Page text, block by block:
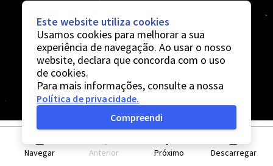
Navegar Anterior Próximo Descarregar
Este website utiliza cookies
Usamos cookies para melhorar a sua
experiência de navegação. Ao usar o nosso
website, declara que concorda com o uso
de cookies.
Para mais informações, consulte a nossa
Política de privacidade.
Compreendi